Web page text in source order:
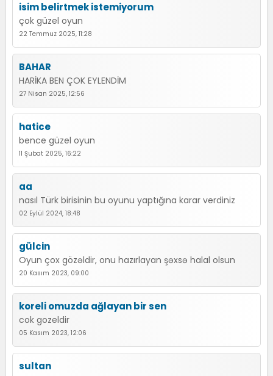
isim belirtmek istemiyorum
çok güzel oyun
22 Temmuz 2025, 11:28
BAHAR
HARİKA BEN ÇOK EYLENDİM
27 Nisan 2025, 12:56
hatice
bence güzel oyun
11 Şubat 2025, 16:22
aa
nasıl Türk birisinin bu oyunu yaptığına karar verdiniz
02 Eylül 2024, 18:48
gülcin
Oyun çox gözəldir, onu hazırlayan şəxsə halal olsun
20 Kasım 2023, 09:00
koreli omuzda ağlayan bir sen
cok gozeldir
05 Kasım 2023, 12:06
sultan